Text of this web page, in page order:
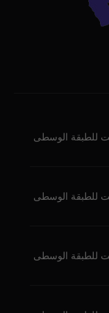
للطبقة الوسطى
للطبقة الوسطى
للطبقة الوسطى